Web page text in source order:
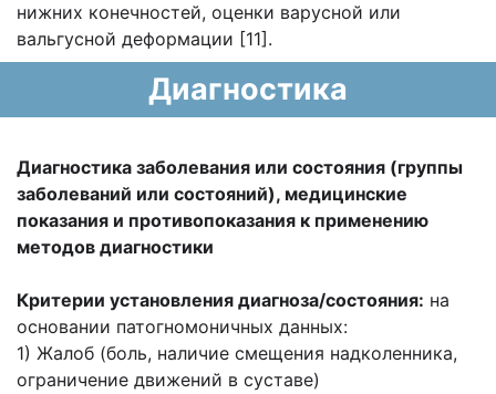
нижних конечностей, оценки варусной или
вальгусной деформации [11].
Диагностика
Диагностика заболевания или состояния (группы
заболеваний или состояний), медицинские
показания и противопоказания к применению
методов диагностики
Критерии установления диагноза/состояния: на
основании патогномоничных данных:
1) Жалоб (боль, наличие смещения надколенника,
ограничение движений в суставе)